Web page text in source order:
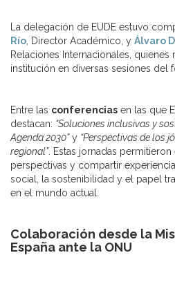
La delegación de EUDE estuvo
Río , Director Académico, y Álvaro
Relaciones Internacionales, quienes
institución en diversas sesiones del
Entre las conferencias en las que
destacan: “Soluciones inclusivas y
Agenda 2030”y “Perspectivas de los
regional”. Estas jornadas
perspectivas y compartir
social, la sostenibilidad y el papel
en el mundo actual.
Colaboración desde la
España ante la ONU